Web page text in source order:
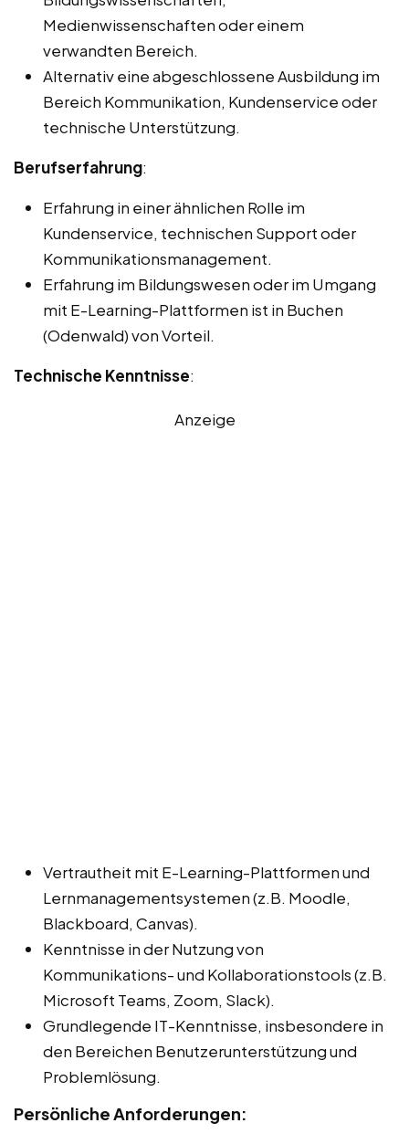
Medienwissenschaften oder einem
verwandten Bereich.
Alternativ eine abgeschlossene Ausbildung im
Bereich Kommunikation, Kundenservice oder
technische Unterstützung.
Berufserfahrung:
Erfahrung in einer ähnlichen Rolle im
Kundenservice, technischen Support oder
Kommunikationsmanagement.
Erfahrung im Bildungswesen oder im Umgang
mit E-Learning-Plattformen ist in Buchen
(Odenwald) von Vorteil.
Technische Kenntnisse:
Anzeige
Vertrautheit mit E-Learning-Plattformen und
Lernmanagementsystemen (z.B. Moodle,
Blackboard, Canvas).
Kenntnisse in der Nutzung von
Kommunikations- und Kollaborationstools (z.B.
Microsoft Teams, Zoom, Slack).
Grundlegende IT-Kenntnisse, insbesondere in
den Bereichen Benutzerunterstützung und
Problemlösung.
Persönliche Anforderungen: